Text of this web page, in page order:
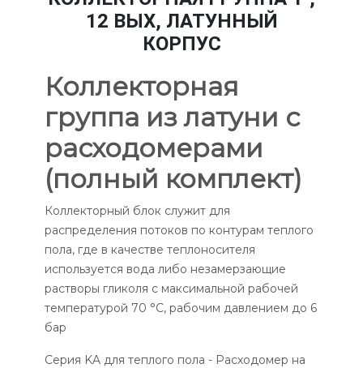
12 ВЫХ, ЛАТУННЫЙ
КОРПУС
Коллекторная
группа из латуни с
расходомерами
(полный комплект)
Коллекторный блок служит для
распределения потоков по контурам теплого
пола, где в качестве теплоносителя
используется вода либо незамерзающие
растворы гликоля с максимальной рабочей
температурой 70 °C, рабочим давлением до 6
бар
Серия KA для теплого пола - Расходомер на